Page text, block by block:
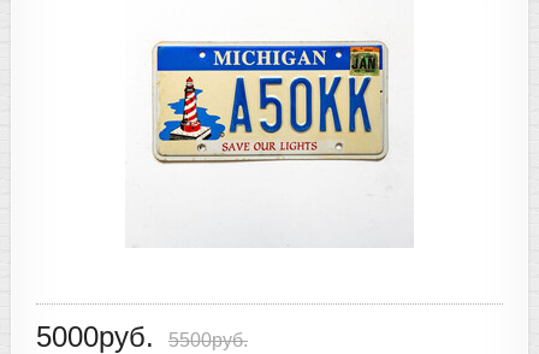
5000руб. 5500руб.